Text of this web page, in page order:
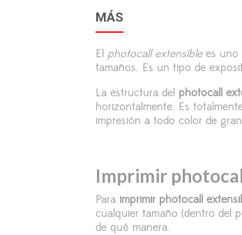
MÁS
El photocall extensiblees uno
tamaños. Es un tipo de
La estructura del photocall
horizontalmente. Es
impresión a todo color de
Imprimir
Para imprimir photocall
cualquier tamaño (dentro del
de qué manera.